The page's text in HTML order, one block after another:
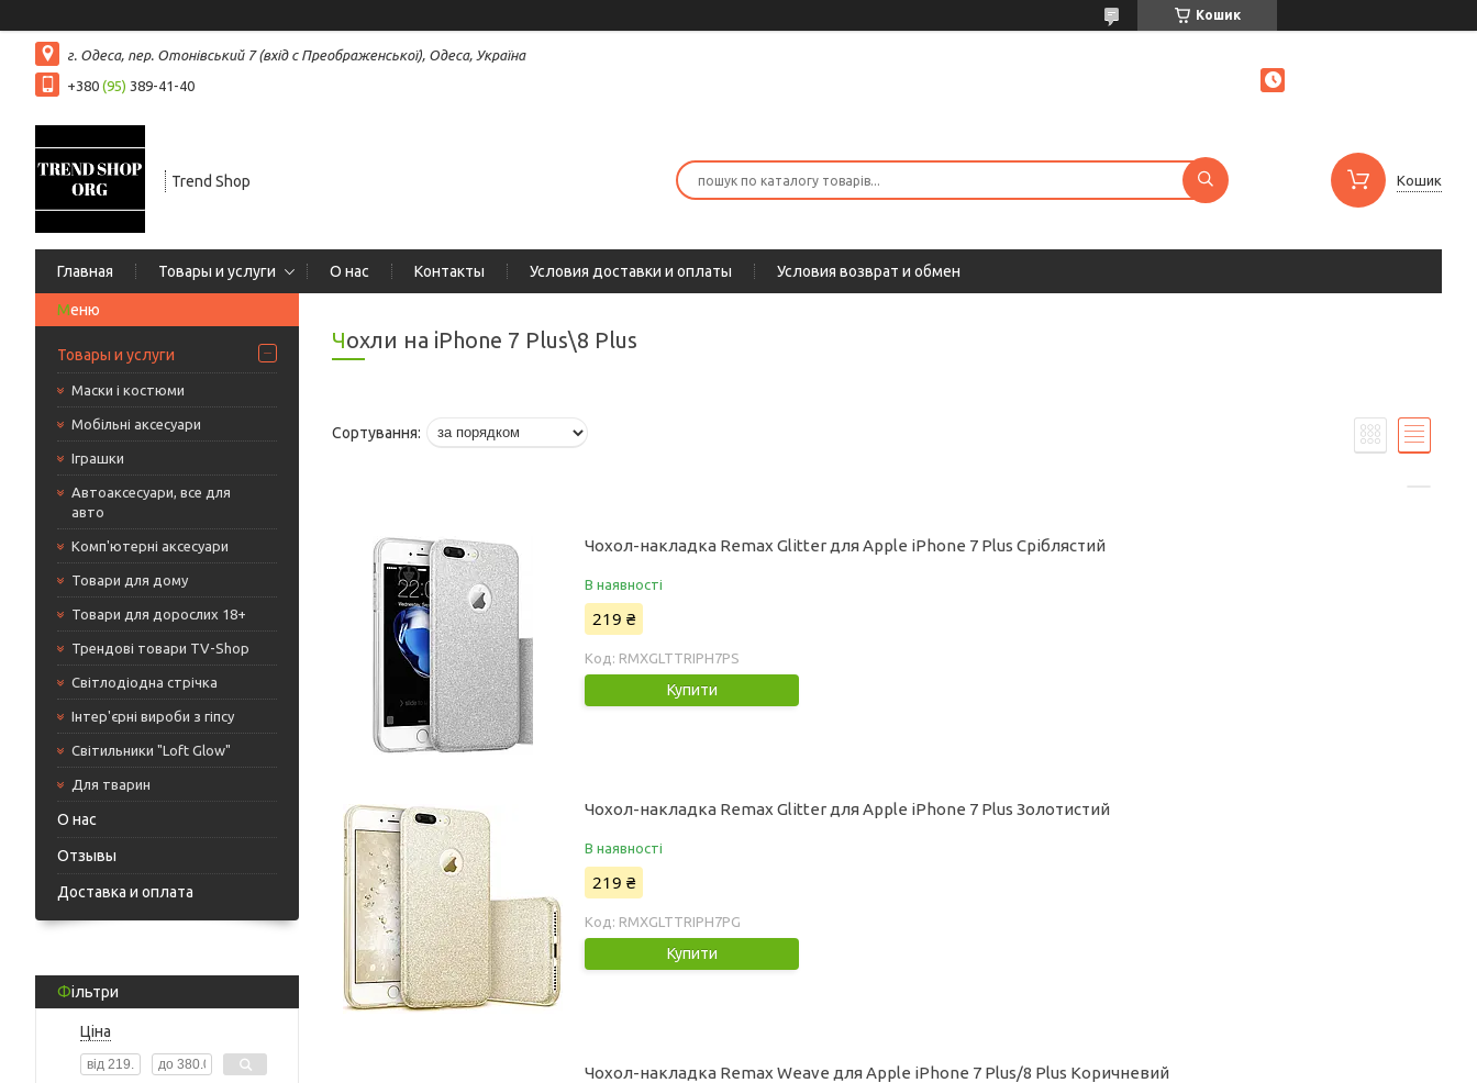
Кошик
г. Одеса, пер. Отонівський 7 (вхід с Преображенської), Одеса, Україна
+380 (95) 389-41-40
Trend Shop Кошик
Главная Товары и услуги О нас Контакты Условия доставки и оплаты Условия возврат и обмен
Товары и услуги
Маски і костюми
Мобільні аксесуари
Іграшки
Автоаксесуари, все для
авто
Комп'ютерні аксесуари
Товари для дому
Товари для дорослих 18+
Трендові товари TV-Shop
Світлодіодна стрічка
Інтер'єрні вироби з гіпсу
Світильники "Loft Glow"
Для тварин
О нас
Отзывы
Доставка и оплата
Фільтри
Ціна
Чохли на iPhone 7 Plus\8 Plus
Чохол-накладка Remax Glitter для Apple iPhone 7 Plus Сріблястий
В наявності
219 ₴
RMXGLTTRIPH7PS
Купити
Чохол-накладка Remax Glitter для Apple iPhone 7 Plus Золотистий
В наявності
219 ₴
RMXGLTTRIPH7PG
Купити
Чохол-накладка Remax Weave для Apple iPhone 7 Plus/8 Plus Коричневий